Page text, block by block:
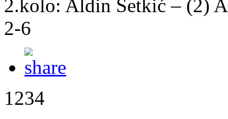
2.kolo: Aldin Šetkić – (2)
2-6
1234